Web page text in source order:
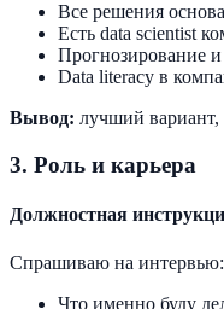
Все решения
Есть data scientist
Прогнозирование
Data literacy в
Вывод: лучший вариант,
3. Роль и карьера
Должностная
Спрашиваю на интервью:
Что именно буду